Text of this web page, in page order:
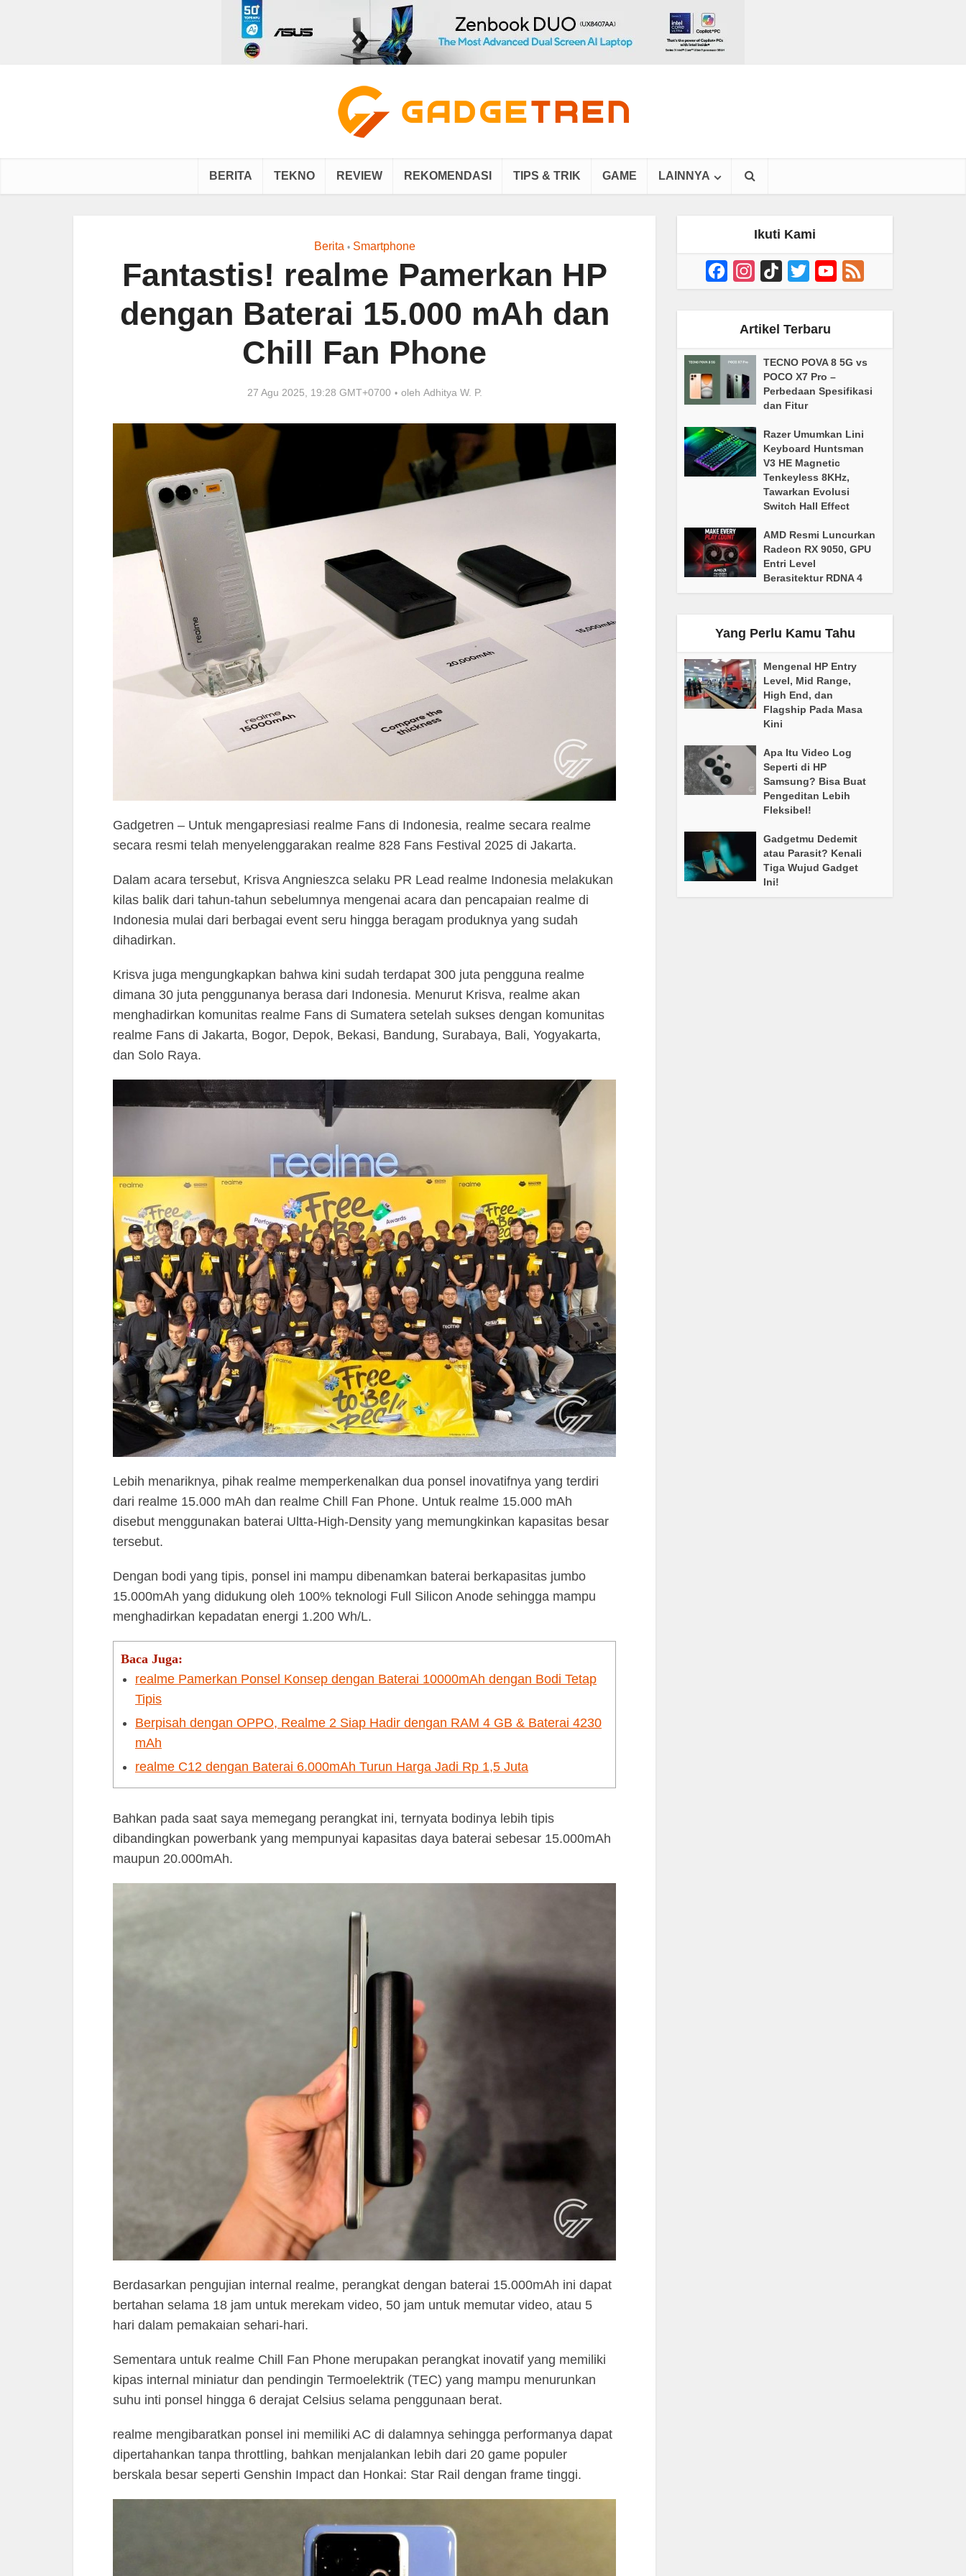
BERITA TEKNO REVIEW REKOMENDASI TIPS & TRIK GAME LAINNYA
Berita • Smartphone
Fantastis! realme Pamerkan HP
dengan Baterai 15.000 mAh dan
Chill Fan Phone
27 Agu 2025, 19:28 GMT+0700 oleh Adhitya W. P.
Gadgetren – Untuk mengapresiasi realme Fans di Indonesia, realme secara realme
secara resmi telah menyelenggarakan realme 828 Fans Festival 2025 di Jakarta.
Dalam acara tersebut, Krisva Angnieszca selaku PR Lead realme Indonesia melakukan
kilas balik dari tahun-tahun sebelumnya mengenai acara dan pencapaian realme di
Indonesia mulai dari berbagai event seru hingga beragam produknya yang sudah
dihadirkan.
Krisva juga mengungkapkan bahwa kini sudah terdapat 300 juta pengguna realme
dimana 30 juta penggunanya berasa dari Indonesia. Menurut Krisva, realme akan
menghadirkan komunitas realme Fans di Sumatera setelah sukses dengan komunitas
realme Fans di Jakarta, Bogor, Depok, Bekasi, Bandung, Surabaya, Bali, Yogyakarta,
dan Solo Raya.
Lebih menariknya, pihak realme memperkenalkan dua ponsel inovatifnya yang terdiri
dari realme 15.000 mAh dan realme Chill Fan Phone. Untuk realme 15.000 mAh
disebut menggunakan baterai Ultta-High-Density yang memungkinkan kapasitas besar
tersebut.
Dengan bodi yang tipis, ponsel ini mampu dibenamkan baterai berkapasitas jumbo
15.000mAh yang didukung oleh 100% teknologi Full Silicon Anode sehingga mampu
menghadirkan kepadatan energi 1.200 Wh/L.
Baca Juga:
realme Pamerkan Ponsel Konsep dengan Baterai 10000mAh dengan Bodi Tetap
Tipis
Berpisah dengan OPPO, Realme 2 Siap Hadir dengan RAM 4 GB & Baterai 4230
mAh
realme C12 dengan Baterai 6.000mAh Turun Harga Jadi Rp 1,5 Juta
Bahkan pada saat saya memegang perangkat ini, ternyata bodinya lebih tipis
dibandingkan powerbank yang mempunyai kapasitas daya baterai sebesar 15.000mAh
maupun 20.000mAh.
Berdasarkan pengujian internal realme, perangkat dengan baterai 15.000mAh ini dapat
bertahan selama 18 jam untuk merekam video, 50 jam untuk memutar video, atau 5
hari dalam pemakaian sehari-hari.
Sementara untuk realme Chill Fan Phone merupakan perangkat inovatif yang memiliki
kipas internal miniatur dan pendingin Termoelektrik (TEC) yang mampu menurunkan
suhu inti ponsel hingga 6 derajat Celsius selama penggunaan berat.
realme mengibaratkan ponsel ini memiliki AC di dalamnya sehingga performanya dapat
dipertahankan tanpa throttling, bahkan menjalankan lebih dari 20 game populer
berskala besar seperti Genshin Impact dan Honkai: Star Rail dengan frame tinggi.
Ikuti Kami
FacebookInstagram
TikTok Twitter YouTube
Channel
Artikel Terbaru
TECNO POVA 8 5G vs
POCO X7 Pro –
Perbedaan Spesifikasi
dan Fitur
Razer Umumkan Lini
Keyboard Huntsman
V3 HE Magnetic
Tenkeyless 8KHz,
Tawarkan Evolusi
Switch Hall Effect
AMD Resmi Luncurkan
Radeon RX 9050, GPU
Entri Level
Berasitektur RDNA 4
Yang Perlu Kamu Tahu
Mengenal HP Entry
Level, Mid Range,
High End, dan
Flagship Pada Masa
Kini
Apa Itu Video Log
Seperti di HP
Samsung? Bisa Buat
Pengeditan Lebih
Fleksibel!
Gadgetmu Dedemit
atau Parasit? Kenali
Tiga Wujud Gadget
Ini!